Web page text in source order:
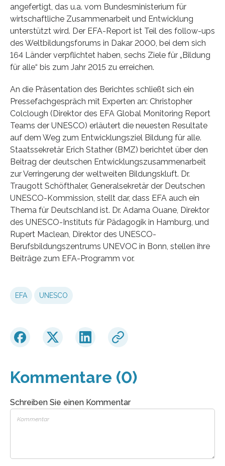
angefertigt, das u.a. vom Bundesministerium für
wirtschaftliche Zusammenarbeit und Entwicklung
unterstützt wird. Der EFA-Report ist Teil des follow-ups
des Weltbildungsforums in Dakar 2000, bei dem sich
164 Länder verpflichtet haben, sechs Ziele für „Bildung
für alle“ bis zum Jahr 2015 zu erreichen.
An die Präsentation des Berichtes schließt sich ein
Pressefachgespräch mit Experten an: Christopher
Colclough (Direktor des EFA Global Monitoring Report
Teams der UNESCO) erläutert die neuesten Resultate
auf dem Weg zum Entwicklungsziel Bildung für alle.
Staatssekretär Erich Stather (BMZ) berichtet über den
Beitrag der deutschen Entwicklungszusammenarbeit
zur Verringerung der weltweiten Bildungskluft. Dr.
Traugott Schöfthaler, Generalsekretär der Deutschen
UNESCO-Kommission, stellt dar, dass EFA auch ein
Thema für Deutschland ist. Dr. Adama Ouane, Direktor
des UNESCO-Instituts für Pädagogik in Hamburg, und
Rupert Maclean, Direktor des UNESCO-
Berufsbildungszentrums UNEVOC in Bonn, stellen ihre
Beiträge zum EFA-Programm vor.
EFA UNESCO
Kommentare (0)
Schreiben Sie einen Kommentar